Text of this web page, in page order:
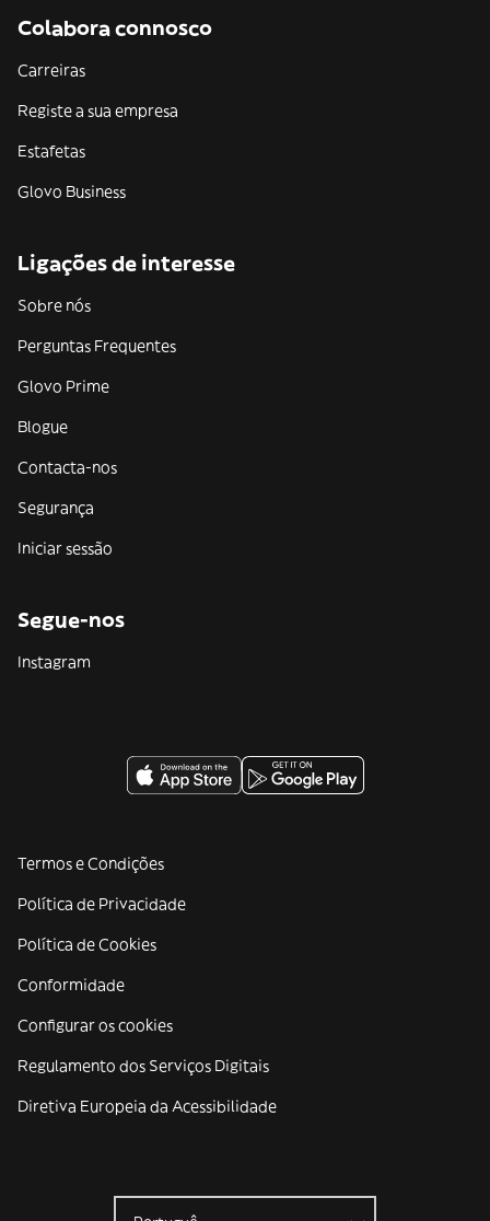
Colabora connosco
Carreiras
Registe a sua empresa
Estafetas
Glovo Business
Ligações de interesse
Sobre nós
Perguntas Frequentes
Glovo Prime
Blogue
Contacta-nos
Segurança
Iniciar sessão
Segue-nos
Instagram
Termos e Condições
Política de Privacidade
Política de Cookies
Conformidade
Configurar os cookies
Regulamento dos Serviços Digitais
Diretiva Europeia da Acessibilidade